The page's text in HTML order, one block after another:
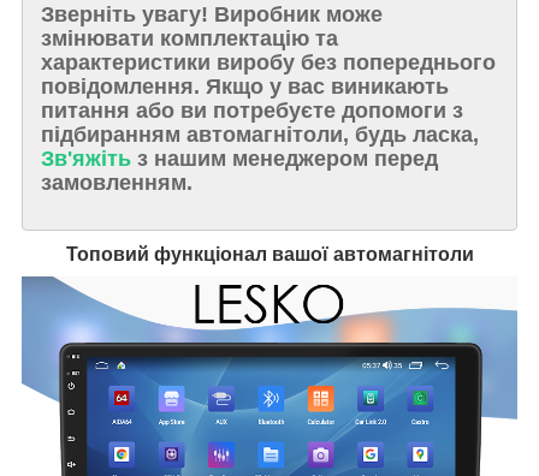
Зверніть увагу! Виробник може
змінювати комплектацію та
характеристики виробу без попереднього
повідомлення. Якщо у вас виникають
питання або ви потребуєте допомоги з
підбиранням автомагнітоли, будь ласка,
Зв'яжіть з нашим менеджером перед
замовленням.
Топовий функціонал вашої автомагнітоли